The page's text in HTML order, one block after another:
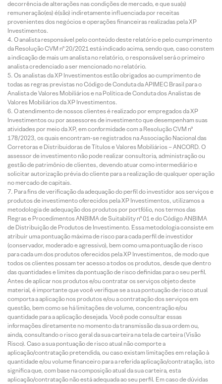
decorrência de alterações nas condições de mercado, e que sua(s)
remuneração(es) é(são) indiretamente influenciada por receitas
provenientes dos negócios e operações financeiras realizadas pela XP
Investimentos.
O analista responsável pelo conteúdo deste relatório e pelo cumprimento
da Resolução CVM nº 20/2021 está indicado acima, sendo que, caso constem
a indicação de mais um analista no relatório, o responsável será o primeiro
analista credenciado a ser mencionado no relatório.
Os analistas da XP Investimentos estão obrigados ao cumprimento de
todas as regras previstas no Código de Conduta da APIMEC Brasil para o
Analista de Valores Mobiliários e na Política de Conduta dos Analistas de
Valores Mobiliários da XP Investimentos.
O atendimento de nossos clientes é realizado por empregados da XP
Investimentos ou por assessores de investimento que desempenham suas
atividades por meio da XP, em conformidade com a Resolução CVM nº
178/2023, os quais encontram-se registrados na Associação Nacional das
Corretoras e Distribuidoras de Títulos e Valores Mobiliários – ANCORD. O
assessor de investimento não pode realizar consultoria, administração ou
gestão de patrimônio de clientes, devendo atuar como intermediário e
solicitar autorização prévia do cliente para a realização de qualquer operação
no mercado de capitais.
Para fins de verificação da adequação do perfil do investidor aos serviços e
produtos de investimento oferecidos pela XP Investimentos, utilizamos a
metodologia de adequação dos produtos por portfólio, nos termos das
Regras e Procedimentos ANBIMA de Suitability nº 01 e do Código ANBIMA
de Distribuição de Produtos de Investimento. Essa metodologia consiste em
atribuir uma pontuação máxima de risco para cada perfil de investidor
(conservador, moderado e agressivo), bem como uma pontuação de risco
para cada um dos produtos oferecidos pela XP Investimentos, de modo que
todos os clientes possam ter acesso a todos os produtos, desde que dentro
das quantidades e limites da pontuação de risco definidas para o seu perfil.
Antes de aplicar nos produtos e/ou contratar os serviços objeto deste
material, é importante que você verifique se a sua pontuação de risco atual
comporta a aplicação nos produtos e/ou a contratação dos serviços em
questão, bem como se há limitações de volume, concentração e/ou
quantidade para a aplicação desejada. Você pode consultar essas
informações diretamente no momento da transmissão da sua ordem ou,
ainda, consultando o risco geral da sua carteira na tela de carteira (Visão
Risco). Caso a sua pontuação de risco atual não comporte a
aplicação/contratação pretendida, ou caso existam limitações em relação à
quantidade e/ou volume financeiro para a referida aplicação/contratação, isto
significa que, com base na composição atual da sua carteira, esta
aplicação/contratação não está adequada ao seu perfil. Em caso de dúvidas